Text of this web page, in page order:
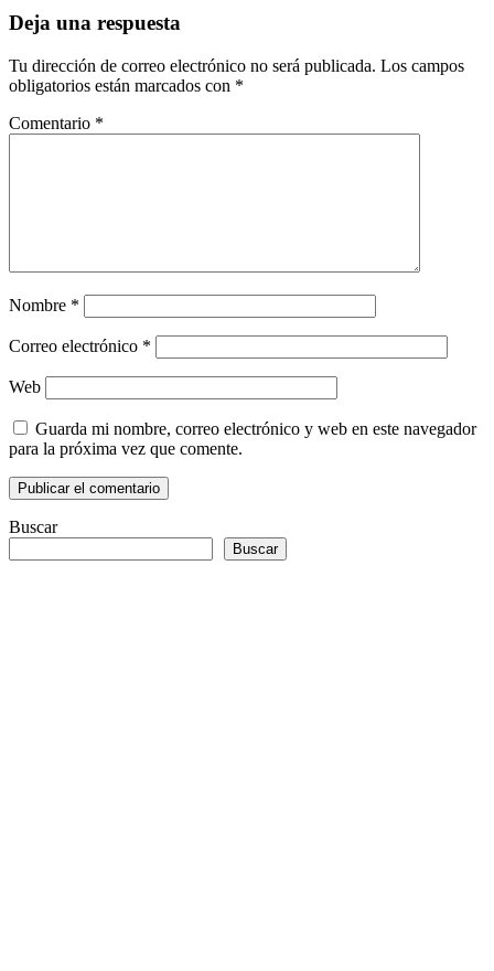
Deja una respuesta
Tu dirección de correo electrónico no será publicada. Los campos
obligatorios están marcados con *
Comentario *
Nombre *
Correo electrónico *
Web
Guarda mi nombre, correo electrónico y web en este navegador
para la próxima vez que comente.
Buscar
Buscar